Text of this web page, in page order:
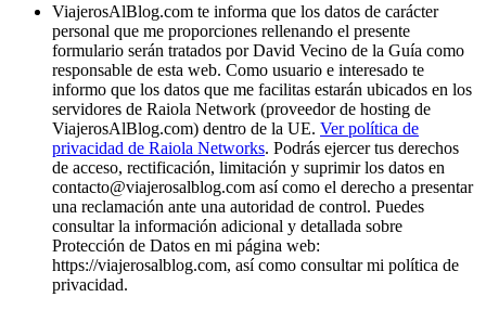
ViajerosAlBlog.com te informa que los datos de carácter
personal que me proporciones rellenando el presente
formulario serán tratados por David Vecino de la Guía como
responsable de esta web. Como usuario e interesado te
informo que los datos que me facilitas estarán ubicados en los
servidores de Raiola Network (proveedor de hosting de
ViajerosAlBlog.com) dentro de la UE. Ver política de
privacidad de Raiola Networks. Podrás ejercer tus derechos
de acceso, rectificación, limitación y suprimir los datos en
contacto@viajerosalblog.com así como el derecho a presentar
una reclamación ante una autoridad de control. Puedes
consultar la información adicional y detallada sobre
Protección de Datos en mi página web:
https://viajerosalblog.com, así como consultar mi política de
privacidad.